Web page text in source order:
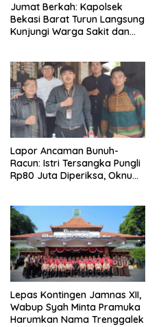
Jumat Berkah: Kapolsek
Bekasi Barat Turun Langsung
Kunjungi Warga Sakit dan
Lapor Ancaman Bunuh-
Racun: Istri Tersangka Pungli
Rp80 Juta Diperiksa, Oknum
Lepas Kontingen Jamnas XII,
Wabup Syah Minta Pramuka
Harumkan Nama Trenggalek